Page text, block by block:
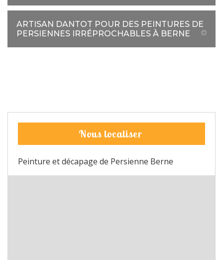
ARTISAN DANTOT POUR DES PEINTURES DE
PERSIENNES IRRÉPROCHABLES À BERNE
Nous localiser
Peinture et décapage de Persienne Berne